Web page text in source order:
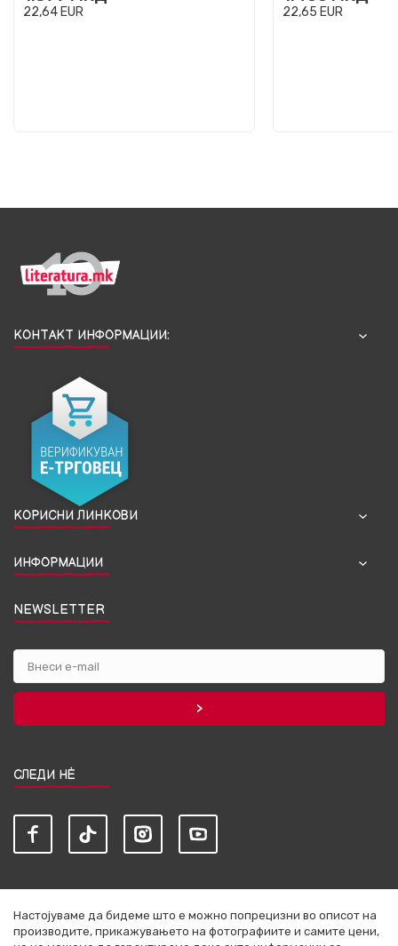
22,64 EUR 22,65 EUR
КОНТАКТ ИНФОРМАЦИИ:
КОРИСНИ ЛИНКОВИ
ИНФОРМАЦИИ
NEWSLETTER
СЛЕДИ НЀ
Настојуваме да бидеме што е можно попрецизни во описот на
производите, прикажувањето на фотографиите и самите цени,